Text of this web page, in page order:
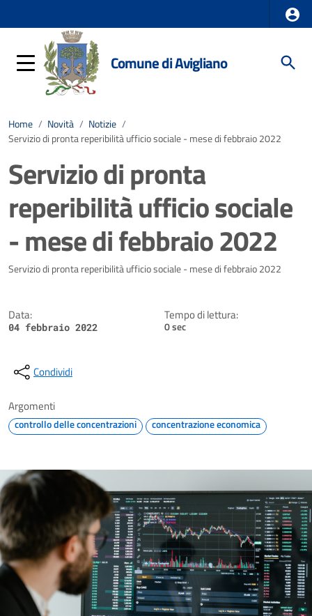
Comune di Avigliano
Home / Novità / Notizie /
Servizio di pronta reperibilità ufficio sociale - mese di febbraio 2022
Servizio di pronta
reperibilità ufficio sociale
- mese di febbraio 2022
Dettagli della notizia
Servizio di pronta reperibilità ufficio sociale - mese di febbraio 2022
Data:
04 febbraio 2022
Tempo di lettura:
0 sec
Condividi
Argomenti
controllo delle concentrazioni concentrazione economica